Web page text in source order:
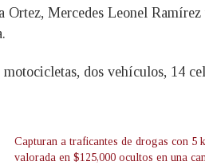
Ortez, Mercedes Leonel
dos vehículos, 14
Capturan a traficantes de drogas con 5
valorada en $125,000 ocultos en una